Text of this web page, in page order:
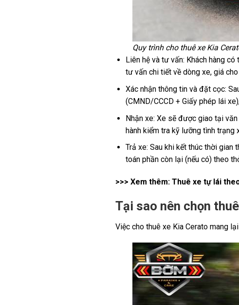
Quy trình cho thuê xe Kia
Liên hệ và tư vấn: Khách hàng
tư vấn chi tiết về dòng xe, giá
Xác nhận thông tin và đặt cọc:
(CMND/CCCD + Giấy phép lái
Nhận xe: Xe sẽ được giao tại
hành kiểm tra kỹ lưỡng tình trạng
Trả xe: Sau khi kết thúc thời gian
toán phần còn lại (nếu có) theo
>>> Xem thêm: Thuê xe tự lái
Tại sao nên chọn
Việc cho thuê xe Kia Cerato mang